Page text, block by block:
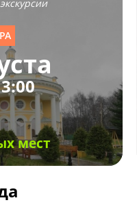
мест